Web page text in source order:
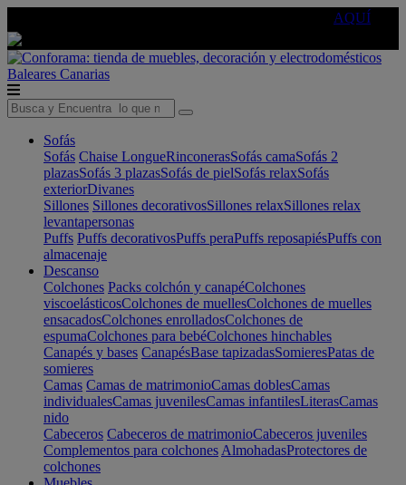
AQUÍ
Baleares Canarias
Sofás
Sofás Chaise LongueRinconerasSofás camaSofás 2
plazasSofás 3 plazasSofás de pielSofás relaxSofás
exteriorDivanes
Sillones Sillones decorativosSillones relaxSillones relax
levantapersonas
Puffs Puffs decorativosPuffs peraPuffs reposapiésPuffs con
almacenaje
Descanso
Colchones Packs colchón y canapéColchones
viscoelásticosColchones de muellesColchones de muelles
ensacadosColchones enrolladosColchones de
espumaColchones para bebéColchones hinchables
Canapés y bases CanapésBase tapizadasSomieresPatas de
somieres
Camas Camas de matrimonioCamas doblesCamas
individualesCamas juvenilesCamas infantilesLiterasCamas
nido
Cabeceros Cabeceros de matrimonioCabeceros juveniles
Complementos para colchones AlmohadasProtectores de
colchones